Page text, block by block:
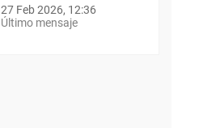
27 Feb 2026, 12:36
Último mensaje